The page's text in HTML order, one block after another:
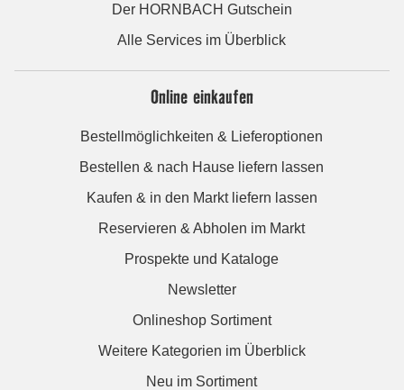
Der HORNBACH Gutschein
Alle Services im Überblick
Online einkaufen
Bestellmöglichkeiten & Lieferoptionen
Bestellen & nach Hause liefern lassen
Kaufen & in den Markt liefern lassen
Reservieren & Abholen im Markt
Prospekte und Kataloge
Newsletter
Onlineshop Sortiment
Weitere Kategorien im Überblick
Neu im Sortiment